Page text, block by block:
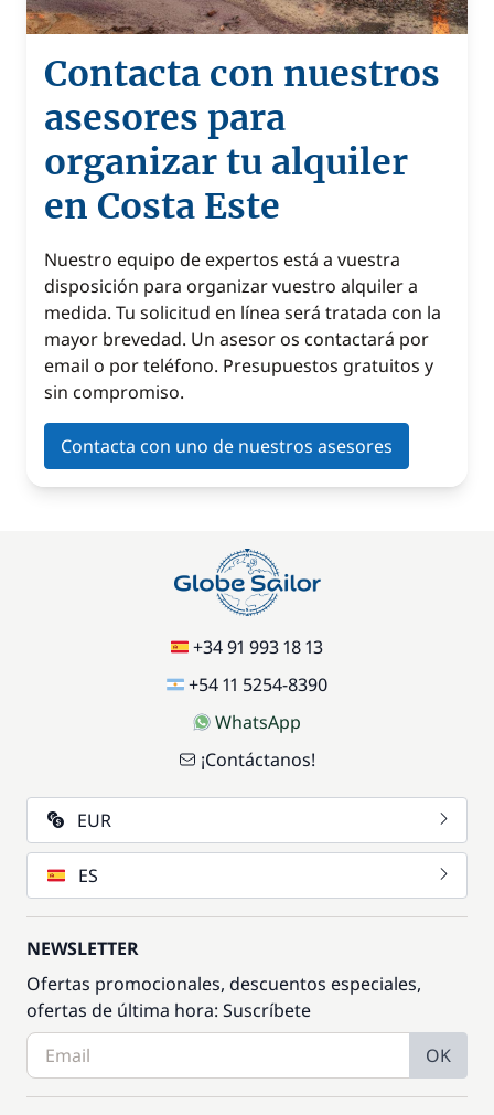
Contacta con nuestros
asesores para
organizar tu alquiler
en Costa Este
Nuestro equipo de expertos está a vuestra
disposición para organizar vuestro alquiler a
medida. Tu solicitud en línea será tratada con la
mayor brevedad. Un asesor os contactará por
email o por teléfono. Presupuestos gratuitos y
sin compromiso.
Contacta con uno de nuestros asesores
+34 91 993 18 13
+54 11 5254-8390
WhatsApp
¡Contáctanos!
EUR
ES
NEWSLETTER
Ofertas promocionales, descuentos especiales,
ofertas de última hora: Suscríbete
OK